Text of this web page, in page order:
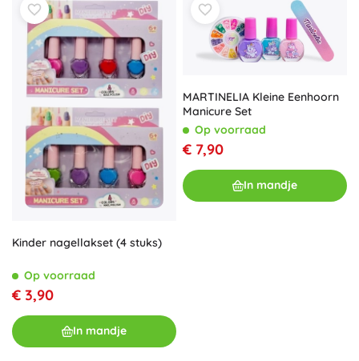
Kinder nagellakset (4 stuks)
Op voorraad
€ 3,90
In mandje
MARTINELIA Kleine Eenhoorn
Manicure Set
Op voorraad
€ 7,90
In mandje